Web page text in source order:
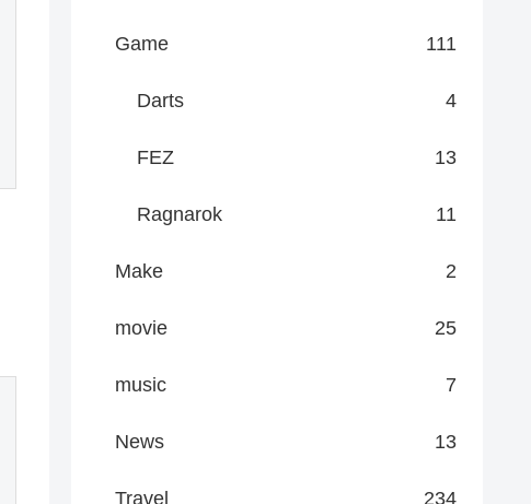
Game 111
Darts 4
FEZ 13
Ragnarok 11
Make 2
movie 25
music 7
News 13
Travel 234